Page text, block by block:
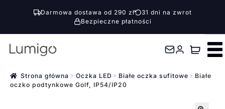
Darmowa dostawa od 290 zł
31 dni na zwrot
Bezpieczne płatności
Przejdź
nawigacji
Przejdź
treści Strona główna Oczka LED Białe oczka sufitowe
Białe
oczko podtynkowe Golf, IP54/IP20